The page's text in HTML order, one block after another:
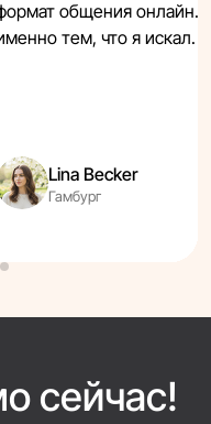
общения онлайн.
тем, что я искал.
Lina Becker
Гамбург
сейчас!